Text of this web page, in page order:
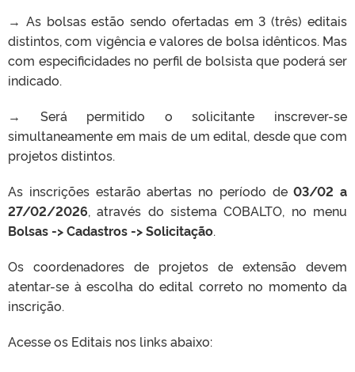
→ As bolsas estão sendo ofertadas em 3 (três) editais
distintos, com vigência e valores de bolsa idênticos. Mas
com especificidades no perfil de bolsista que poderá ser
indicado.
→ Será permitido o solicitante inscrever-se
simultaneamente em mais de um edital, desde que com
projetos distintos.
As inscrições estarão abertas no período de03/02 a
27/02/2026, através do sistema COBALTO, no menu
Bolsas -> Cadastros -> Solicitação.
Os coordenadores de projetos de extensão devem
atentar-se à escolha do edital correto no momento da
inscrição.
Acesse os Editais nos links abaixo: